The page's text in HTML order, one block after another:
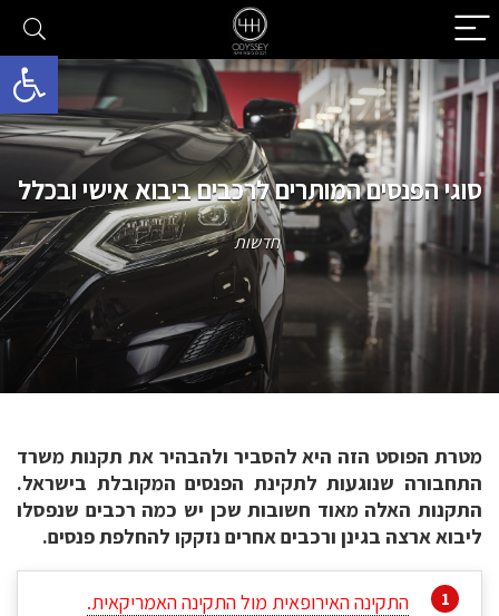
פתח
סוגי הפנסים המותרים לרכבים ביבוא אישי ובכלל
חדשות
מטרת הפוסט הזה היא להסביר ולהבהיר את תקנות משרד
התחבורה שנוגעות לתקינת הפנסים המקובלת בישראל.
התקנות האלה מאוד חשובות שכן יש כמה רכבים שנפסלו
ליבוא ארצה בגינן ורכבים אחרים נזקקו להחלפת פנסים.
התקינה האירופאית מול התקינה האמריקאית.